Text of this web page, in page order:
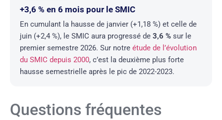
+3,6 % en 6 mois pour le SMIC
En cumulant la hausse de janvier (+1,18 %) et celle de
juin (+2,4 %), le SMIC aura progressé de 3,6 % sur le
premier semestre 2026. Sur notre étude de l’évolution
du SMIC depuis 2000, c’est la deuxième plus forte
hausse semestrielle après le pic de 2022-2023.
Questions fréquentes